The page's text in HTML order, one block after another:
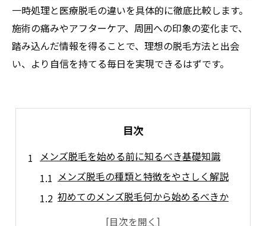
一時処理と医療脱毛の違いを具体的に徹底比較します。
施術の痛みやアフターケア、周囲への印象の変化まで、
踏み込んだ情報を得ることで、理想の脱毛方法と出会
い、より自信を持てる毎日を実現できるはずです。
目次
メンズ脱毛を始める前に知るべき基礎知識
メンズ脱毛の種類と特徴をやさしく解説
初めてのメンズ脱毛何から始めるべきか
メンズ脱毛選びで重視したいポイント